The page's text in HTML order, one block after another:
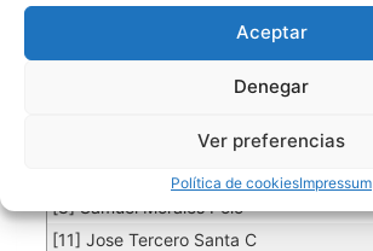
Aceptar
Denegar
Ver preferencias
Política de cookiesImpressum
[1] Rodrigo Mendoza 0.04
[4] Moises Flores V
[5] Anselmo Valeriano
[8] Samuel Morales Polo
[11] Jose Tercero Santa C
Jugadores de campo